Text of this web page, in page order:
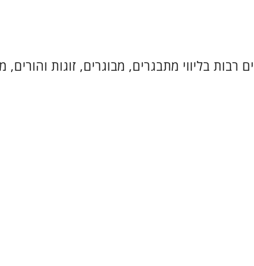
בליווי מתבגרים, מבוגרים, זוגות